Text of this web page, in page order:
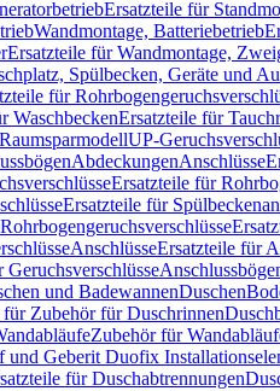
Ersatzteile für
Wandmontage, Batteriebetrieb
Ersatzteile für Wandmontage,
Spülbecken, Geräte und
für
WaschbeckenErsatzteile für
UP-
AbdeckungenAnschlüsse
Ersatzteile für
Ersatzteile für
Rohrbogengeruchsverschlüsse
AnschlüsseErsatzteile für
Geruchsverschlüsse
und BadewannenDuschen
für Zubehör für Duschrinnen
Zubehör für
Geberit Duofix
für Duschabtrennungen